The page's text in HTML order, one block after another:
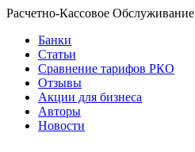
Расчетно-Кассовое Обслуживание
Банки
Статьи
Сравнение тарифов РКО
Отзывы
Акции для бизнеса
Авторы
Новости